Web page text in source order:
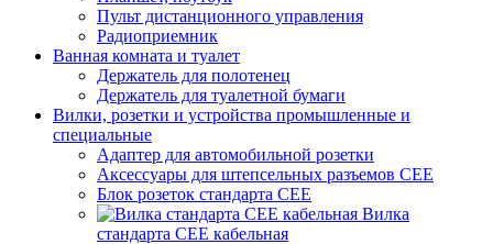
Пульт дистанционного управления
Радиоприемник
Ванная комната и туалет
Держатель для полотенец
Держатель для туалетной бумаги
Вилки, розетки и устройства промышленные и
специальные
Адаптер для автомобильной розетки
Аксессуары для штепсельных разъемов CEE
Блок розеток стандарта CEE
Вилка
стандарта CEE кабельная